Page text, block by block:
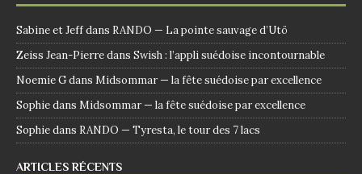
Sabine et Jeffdans RANDO — La pointe sauvage d’Utö
Zeiss Jean-Pierredans Swish : l’appli suédoise incontournable
Noemie Gdans Midsommar — la fête suédoise par excellence
Sophiedans Midsommar — la fête suédoise par excellence
Sophiedans RANDO — Tyresta, le tour des 7 lacs
ARTICLES RÉCENTS